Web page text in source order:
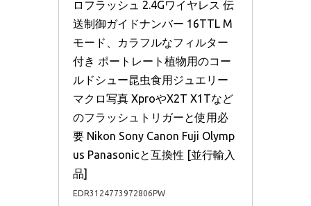
ロフラッシュ 2.4Gワイヤレス 伝
送制御ガイドナンバー 16TTL M
モード、カラフルなフィルター
付き ポートレート植物用のコー
ルドシュー昆虫食用ジュエリー
マクロ写真 XproやX2T X1Tなど
のフラッシュトリガーと使用必
要 Nikon Sony Canon Fuji Olymp
us Panasonicと互換性 [並行輸入
品]
EDR3124773972806PW